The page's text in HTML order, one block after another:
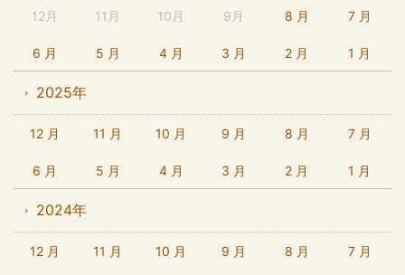
12月 11月 10月 9月 8 月 7 月
6 月 5 月 4 月 3 月 2 月 1 月
2025年
12 月 11 月 10 月 9 月 8 月 7 月
6 月 5 月 4 月 3 月 2 月 1 月
2024年
12 月 11 月 10 月 9 月 8 月 7 月